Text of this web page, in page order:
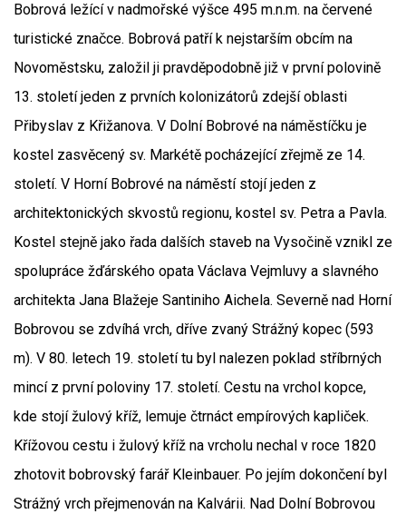
Bobrová ležící v nadmořské výšce 495 m.n.m. na červené
turistické značce. Bobrová patří k nejstarším obcím na
Novoměstsku, založil ji pravděpodobně již v první polovině
13. století jeden z prvních kolonizátorů zdejší oblasti
Přibyslav z Křižanova. V Dolní Bobrové na náměstíčku je
kostel zasvěcený sv. Markétě pocházející zřejmě ze 14.
století. V Horní Bobrové na náměstí stojí jeden z
architektonických skvostů regionu, kostel sv. Petra a Pavla.
Kostel stejně jako řada dalších staveb na Vysočině vznikl ze
spolupráce žďárského opata Václava Vejmluvy a slavného
architekta Jana Blažeje Santiniho Aichela. Severně nad Horní
Bobrovou se zdvíhá vrch, dříve zvaný Strážný kopec (593
m). V 80. letech 19. století tu byl nalezen poklad stříbrných
mincí z první poloviny 17. století. Cestu na vrchol kopce,
kde stojí žulový kříž, lemuje čtrnáct empírových kapliček.
Křížovou cestu i žulový kříž na vrcholu nechal v roce 1820
zhotovit bobrovský farář Kleinbauer. Po jejím dokončení byl
Strážný vrch přejmenován na Kalvárii. Nad Dolní Bobrovou